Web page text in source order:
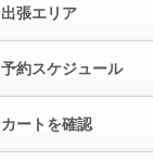
出張エリア
予約スケジュール
カートを確認